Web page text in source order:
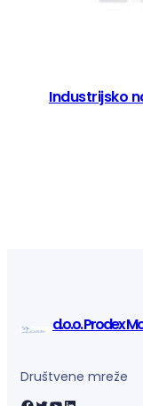
Industrijsko
d.o.o. Prodex
Društvene mreže